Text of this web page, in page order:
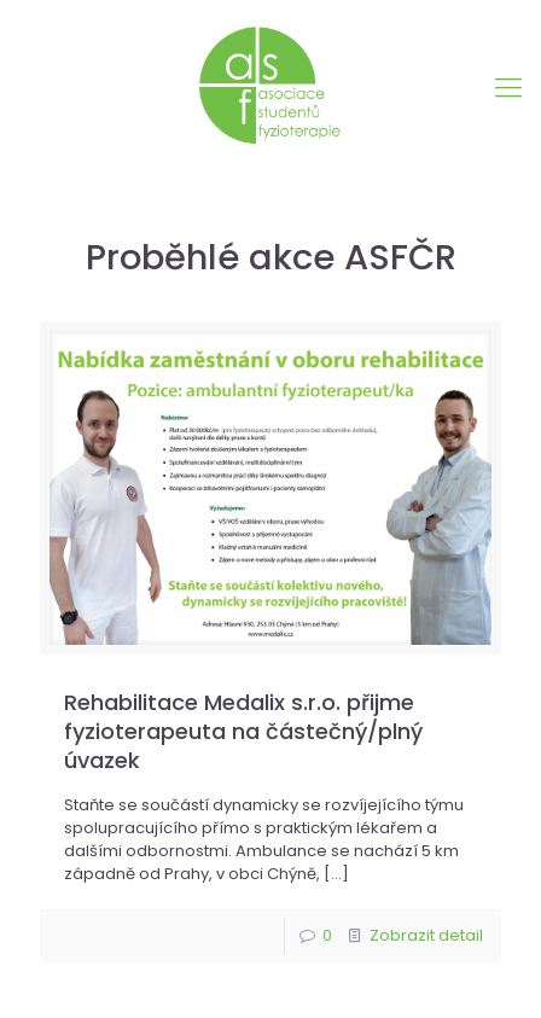
Proběhlé akce ASFČR
Rehabilitace Medalix s.r.o. přijme
fyzioterapeuta na částečný/plný
úvazek
Staňte se součástí dynamicky se rozvíjejícího týmu
spolupracujícího přímo s praktickým lékařem a
dalšími odbornostmi. Ambulance se nachází 5 km
západně od Prahy, v obci Chýně, […]
0 Zobrazit detail